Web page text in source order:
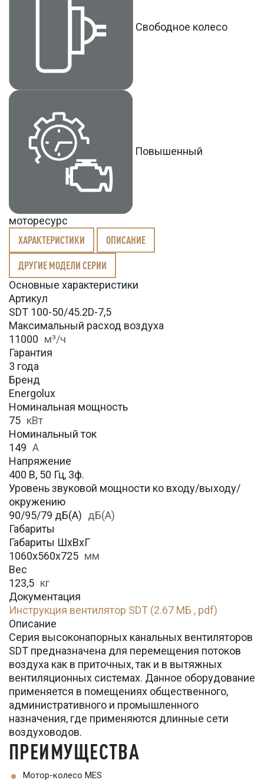
Свободное колесо
Повышенный
моторесурс
ХАРАКТЕРИСТИКИ ОПИСАНИЕ
ДРУГИЕ МОДЕЛИ СЕРИИ
Основные характеристики
Артикул
SDT 100-50/45.2D-7,5
Максимальный расход воздуха
11000 м³/ч
Гарантия
3 года
Бренд
Energolux
Номинальная мощность
75 кВт
Номинальный ток
149 А
Напряжение
400 В, 50 Гц, 3ф.
Уровень звуковой мощности ко входу/выходу/
окружению
90/95/79 дБ(А) дБ(А)
Габариты
Габариты ШхВхГ
1060x560x725 мм
Вес
123,5 кг
Документация
Инструкция вентилятор SDT (2.67 МБ , pdf)
Описание
Серия высоконапорных канальных вентиляторов
SDT предназначена для перемещения потоков
воздуха как в приточных, так и в вытяжных
вентиляционных системах. Данное оборудование
применяется в помещениях общественного,
административного и промышленного
назначения, где применяются длинные сети
воздуховодов.
ПРЕИМУЩЕСТВА
Мотор-колесо MES